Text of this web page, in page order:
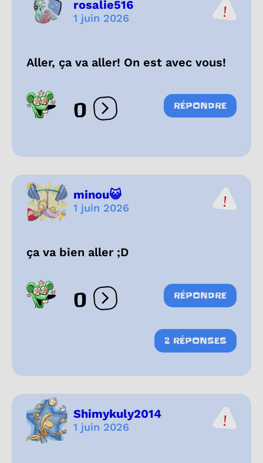
rosalie516
1 juin 2026
Aller, ça va aller! On est avec vous!
0 Ouvrir les réactions
RÉPONDRE
minou😺
1 juin 2026
ça va bien aller ;D
0 Ouvrir les réactions
RÉPONDRE
2 RÉPONSES
Shimykuly2014
1 juin 2026